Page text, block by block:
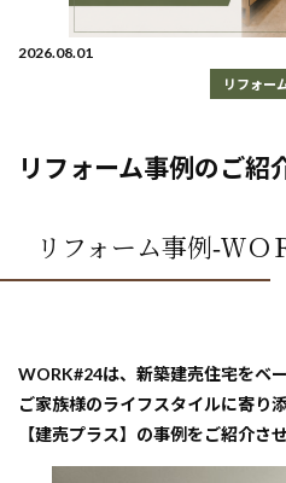
2026.08.01
リフォー
リフォーム事例のご紹
リフォーム事例-ＷＯ
WORK#24は、新築建売住宅をベ
ご家族様のライフスタイルに寄り
【建売プラス】の事例をご紹介さ